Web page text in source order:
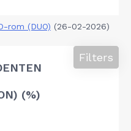
rom (DUO) (26-02-2026)
(%)
Filters